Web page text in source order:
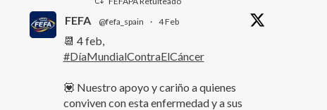
FEFA @fefa_spain · 4 Feb
📆 4 feb,
#DíaMundialContraElCáncer
💟 Nuestro apoyo y cariño a quienes
conviven con esta enfermedad y a sus